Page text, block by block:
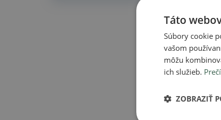
Táto
Súbory cookie
vašom
môžu
ich služieb.
ZOBRAZIŤ